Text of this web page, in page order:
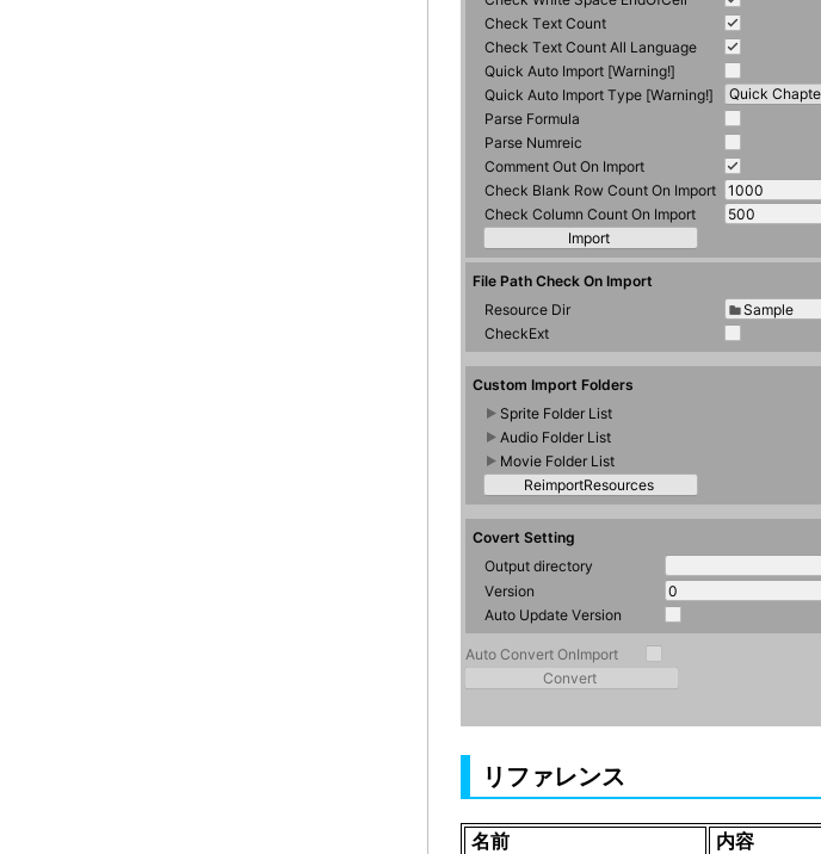
リファレンス
名前
内容